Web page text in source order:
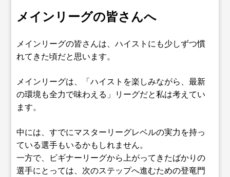
メインリーグの皆さんへ
メインリーグの皆さんは、ハイストにも少しずつ慣
れてきた頃だと思います。
メインリーグは、「ハイストを楽しみながら、最新
の環境も全力で味わえる」リーグだと私は考えてい
ます。
中には、すでにマスターリーグレベルの実力を持っ
ている選手もいるかもしれません。
一方で、ビギナーリーグから上がってきたばかりの
選手にとっては、次のステップへ進むための登竜門